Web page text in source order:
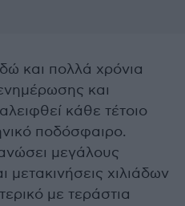
και πολλά χρόνια
και
κάθε τέτοιο
ποδόσφαιρο.
μεγάλους
χιλιάδων
με τεράστια